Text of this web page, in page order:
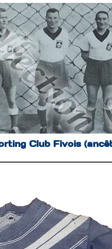
Club Fivois